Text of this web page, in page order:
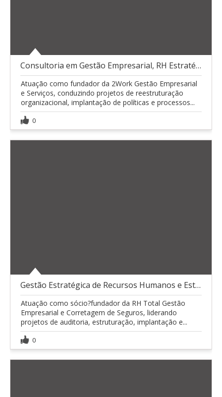
Consultoria em Gestão Empresarial, RH Estratégico
Atuação como fundador da 2Work Gestão Empresarial
e Serviços, conduzindo projetos de reestruturação
organizacional, implantação de políticas e processos...
0
Gestão Estratégica de Recursos Humanos e Estrutura
Atuação como sócio?fundador da RH Total Gestão
Empresarial e Corretagem de Seguros, liderando
projetos de auditoria, estruturação, implantação e...
0